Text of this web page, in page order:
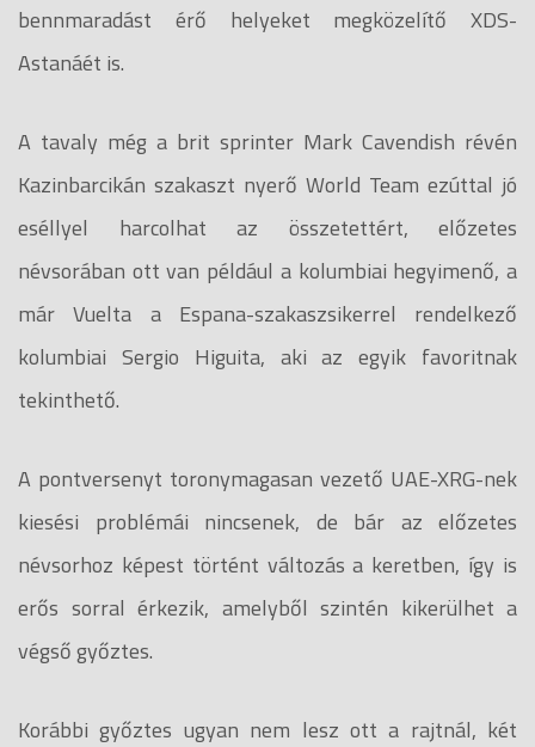
bennmaradást érő helyeket megközelítő XDS-
Astanáét is.
A tavaly még a brit sprinter Mark Cavendish révén
Kazinbarcikán szakaszt nyerő World Team ezúttal jó
eséllyel harcolhat az összetettért, előzetes
névsorában ott van például a kolumbiai hegyimenő, a
már Vuelta a Espana-szakaszsikerrel rendelkező
kolumbiai Sergio Higuita, aki az egyik favoritnak
tekinthető.
A pontversenyt toronymagasan vezető UAE-XRG-nek
kiesési problémái nincsenek, de bár az előzetes
névsorhoz képest történt változás a keretben, így is
erős sorral érkezik, amelyből szintén kikerülhet a
végső győztes.
Korábbi győztes ugyan nem lesz ott a rajtnál, két